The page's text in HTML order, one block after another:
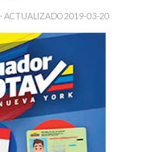
· ACTUALIZADO2019-03-20